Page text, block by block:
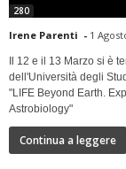
280
Irene Parenti - 1
Il 12 e il 13 Marzo si è
dell'Università degli
"LIFE Beyond Earth.
Astrobiology"
Continua a leggere